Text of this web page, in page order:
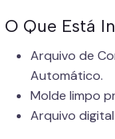
O Que Está
Arquivo de
Automático.
Molde limpo
Arquivo